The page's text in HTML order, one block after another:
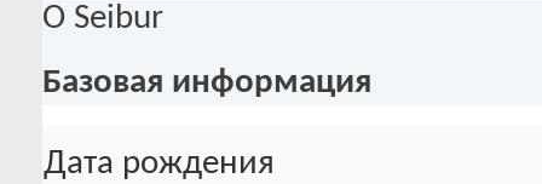
О Seibur
Базовая информация
Дата рождения